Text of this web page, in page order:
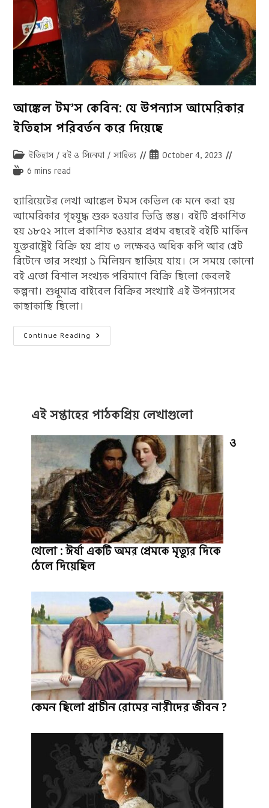
আঙ্কেল টম’স কেবিন: যে উপন্যাস আমেরিকার
ইতিহাস পরিবর্তন করে দিয়েছে
Post
category:
ইতিহাস / বই ও সিনেমা / সাহিত্য
PostOctober 4, 2023
Reading6 mins read
হ্যারিয়েটের লেখা আঙ্কেল টমস কেভিল কে মনে করা হয়
আমেরিকার গৃহযুদ্ধ শুরু হওয়ার ভিত্তি স্তম্ভ। বইটি প্রকাশিত
হয় ১৮৫২ সালে প্রকাশিত হওয়ার প্রথম বছরেই বইটি মার্কিন
যুক্তরাষ্ট্রেই বিক্রি হয় প্রায় ৩ লক্ষেরও অধিক কপি আর গ্রেট
ব্রিটেনে তার সংখ্যা ১ মিলিয়ন ছাড়িয়ে যায়। সে সময়ে কোনো
বই এতো বিশাল সংখ্যক পরিমাণে বিক্রি ছিলো কেবলই
কল্পনা। শুধুমাত্র বাইবেল বিক্রির সংখ্যাই এই উপন্যাসের
কাছাকাছি ছিলো।
Continue Reading আঙ্কেল
টম’স
দিয়েছে
এই সপ্তাহের পাঠকপ্রিয় লেখাগুলো
ও
থেলো : ঈর্ষা একটি অমর প্রেমকে মৃত্যুর দিকে
ঠেলে দিয়েছিল
কেমন ছিলো প্রাচীন রোমের নারীদের জীবন ?